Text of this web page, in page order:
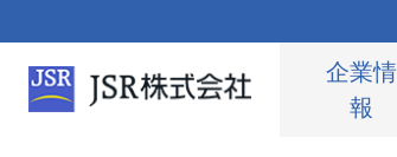
企業情
報